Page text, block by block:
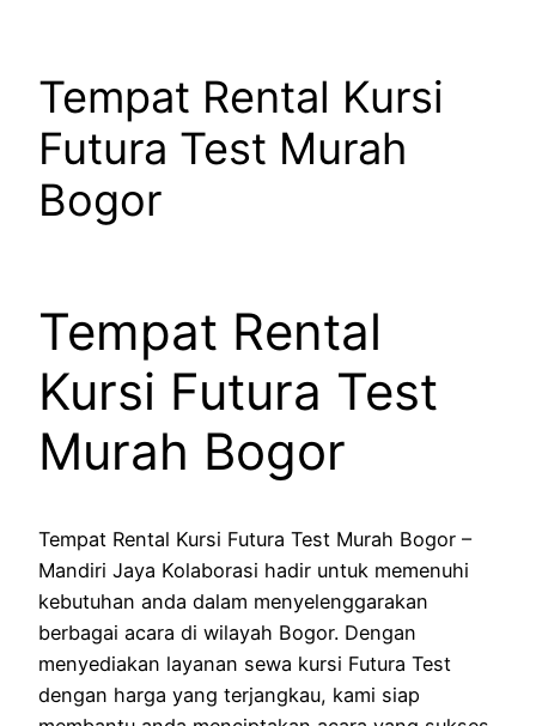
Tempat Rental Kursi
Futura Test Murah
Bogor
Tempat Rental
Kursi Futura Test
Murah Bogor
Tempat Rental Kursi Futura Test Murah Bogor –
Mandiri Jaya Kolaborasi hadir untuk memenuhi
kebutuhan anda dalam menyelenggarakan
berbagai acara di wilayah Bogor. Dengan
menyediakan layanan sewa kursi Futura Test
dengan harga yang terjangkau, kami siap